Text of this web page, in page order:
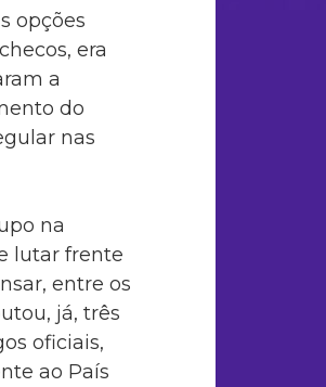
opções
era
a
do
nas
na
lutar frente
entre os
já, três
oficiais,
ao País